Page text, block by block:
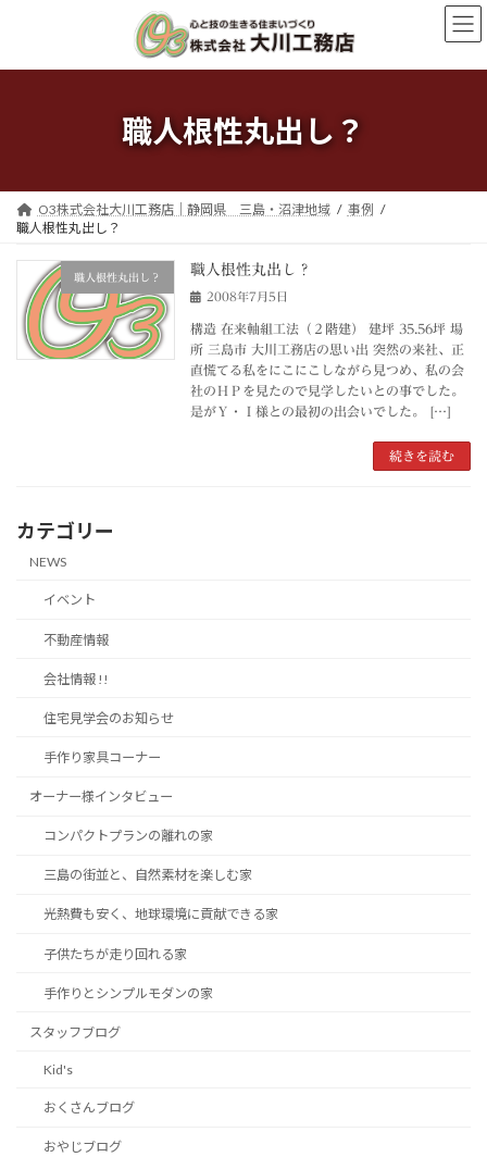
ン
ー
職人根性丸出し？
O3株式会社大川工務店｜静岡県 三島・沼津地域
事例
職人根性丸出し？
職人根性丸出し？ 職人根性丸出し？
2008年7月5日
構造 在来軸組工法（２階建） 建坪 35.56坪 場
所 三島市 大川工務店の思い出 突然の来社、正
直慌てる私をにこにこしながら見つめ、私の会
社のＨＰを見たので見学したいとの事でした。
是がＹ・Ｉ様との最初の出会いでした。 […]
続きを読む
カテゴリー
NEWS
イベント
不動産情報
会社情報 !!
住宅見学会のお知らせ
手作り家具コーナー
オーナー様インタビュー
コンパクトプランの離れの家
三島の街並と、自然素材を楽しむ家
光熱費も安く、地球環境に貢献できる家
子供たちが走り回れる家
手作りとシンプルモダンの家
スタッフブログ
Kid's
おくさんブログ
おやじブログ